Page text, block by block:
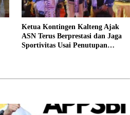
Ketua Kontingen Kalteng Ajak
ASN Terus Berprestasi dan Jaga
Sportivitas Usai Penutupan